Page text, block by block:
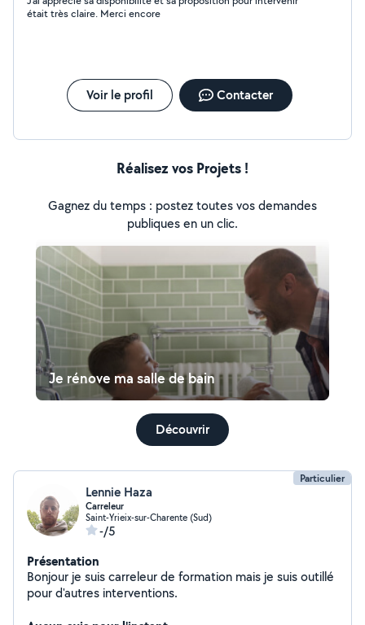
était très claire. Merci encore
Voir le profil Contacter
Réalisez vos Projets !
Gagnez du temps : postez toutes vos demandes
publiques en un clic.
Je rénove ma salle de bain
Découvrir
Particulier
Lennie Haza
Carreleur
Saint-Yrieix-sur-Charente (Sud)
-/5
Présentation
Bonjour je suis carreleur de formation mais je suis outillé
pour d'autres interventions.